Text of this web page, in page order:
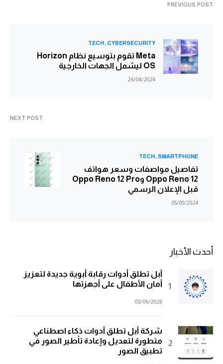
PREVIOUS POST
CYBERSECURITY
TECH
‏Meta تقوم بتوسيع نظام Horizon
OS ليشمل الجهات الخارجية
24/04/2024
NEXT POST
SMARTPHONE
TECH
تفاصيل مواصفات وسعر هواتف
Oppo Reno 12 وOppo Reno 12 Pro
قبل الإعلان الرسمي
05/05/2024
أحدث الأخبار
آبل تطلق أدوات رقابة أبوية جديدة لتعزيز
أمان الأطفال على أجهزتها
08/06/2026
شركة أبل تطلق أدوات ذكاء اصطناعي
متطورة لتعديل وإعادة تأطير الصور في
تطبيق الصور